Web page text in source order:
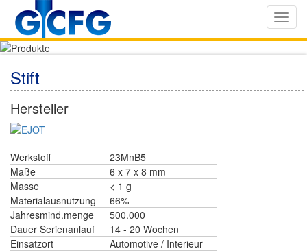
Stift
Hersteller
Werkstoff
23MnB5
Maße
6 x 7 x 8 mm
Masse
< 1 g
Materialausnutzung
66%
Jahresmind.menge
500.000
Dauer Serienanlauf
14 - 20 Wochen
Einsatzort
Automotive / Interieur